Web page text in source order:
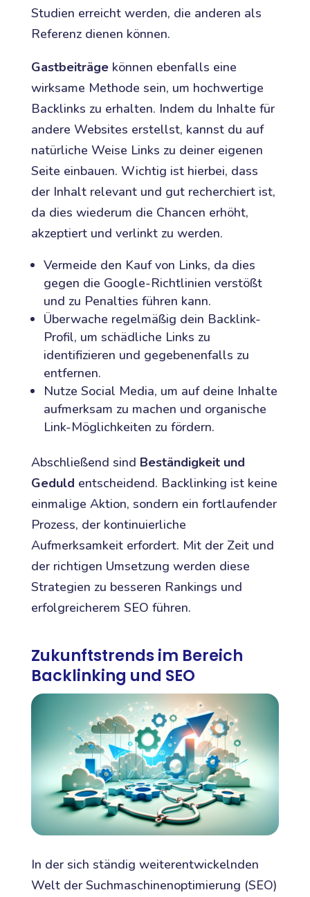
Studien erreicht werden, die anderen als
Referenz dienen können.
Gastbeiträgekönnen ebenfalls eine
wirksame Methode sein, um hochwertige
Backlinks zu erhalten. Indem du Inhalte für
andere Websites erstellst, kannst du auf
natürliche Weise Links zu deiner eigenen
Seite einbauen. Wichtig ist hierbei, dass
der Inhalt relevant und gut recherchiert ist,
da dies wiederum die Chancen erhöht,
akzeptiert und verlinkt zu werden.
Vermeide den Kauf von Links, da dies
gegen die Google-Richtlinien verstößt
und zu Penalties führen kann.
Überwache regelmäßig dein Backlink-
Profil, um schädliche Links zu
identifizieren und gegebenenfalls zu
entfernen.
Nutze Social Media, um auf deine Inhalte
aufmerksam zu machen und organische
Link-Möglichkeiten zu fördern.
Abschließend sind Beständigkeit und
Geduld entscheidend. Backlinking ist keine
einmalige Aktion, sondern ein fortlaufender
Prozess, der kontinuierliche
Aufmerksamkeit erfordert. Mit der Zeit und
der richtigen Umsetzung werden diese
Strategien zu besseren Rankings und
erfolgreicherem SEO führen.
Zukunftstrends im Bereich
Backlinking und SEO
In der sich ständig weiterentwickelnden
Welt der Suchmaschinenoptimierung (SEO)